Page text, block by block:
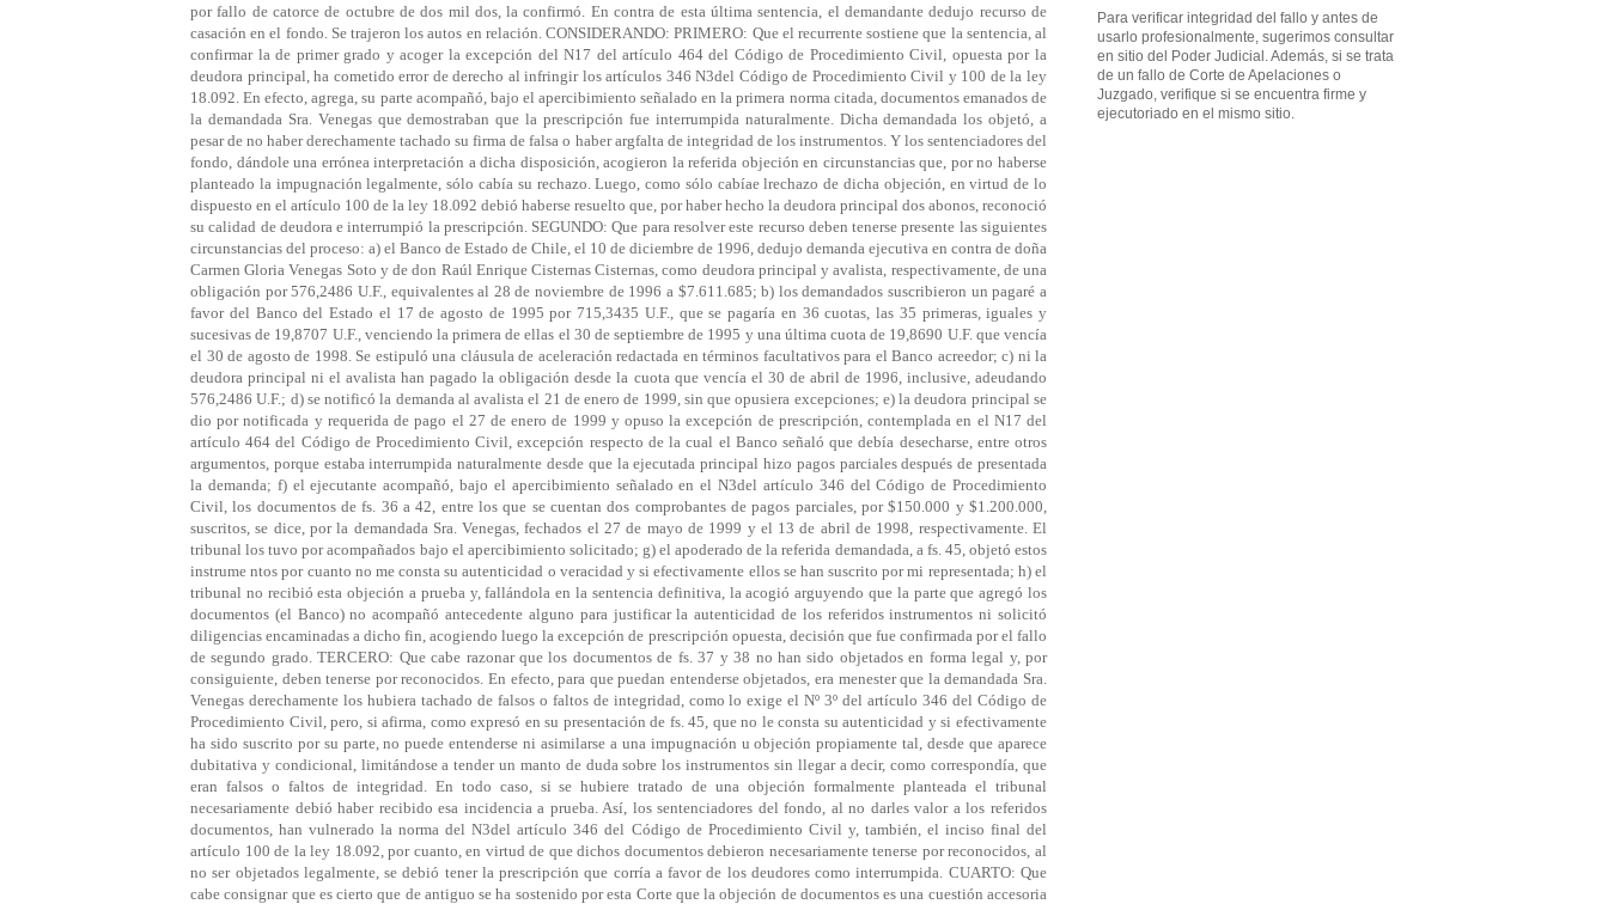
por fallo de catorce de octubre de dos mil dos, la confirmó. En contra de esta última sentencia, el demandante dedujo recurso de
casación en el fondo. Se trajeron los autos en relación. CONSIDERANDO: PRIMERO: Que el recurrente sostiene que la sentencia, al
confirmar la de primer grado y acoger la excepción del N17 del artículo 464 del Código de Procedimiento Civil, opuesta por la
deudora principal, ha cometido error de derecho al infringir los artículos 346 N3del Código de Procedimiento Civil y 100 de la ley
18.092. En efecto, agrega, su parte acompañó, bajo el apercibimiento señalado en la primera norma citada, documentos emanados de
la demandada Sra. Venegas que demostraban que la prescripción fue interrumpida naturalmente. Dicha demandada los objetó, a
pesar de no haber derechamente tachado su firma de falsa o haber argfalta de integridad de los instrumentos. Y los sentenciadores del
fondo, dándole una errónea interpretación a dicha disposición, acogieron la referida objeción en circunstancias que, por no haberse
planteado la impugnación legalmente, sólo cabía su rechazo. Luego, como sólo cabíae lrechazo de dicha objeción, en virtud de lo
dispuesto en el artículo 100 de la ley 18.092 debió haberse resuelto que, por haber hecho la deudora principal dos abonos, reconoció
su calidad de deudora e interrumpió la prescripción. SEGUNDO: Que para resolver este recurso deben tenerse presente las siguientes
circunstancias del proceso: a) el Banco de Estado de Chile, el 10 de diciembre de 1996, dedujo demanda ejecutiva en contra de doña
Carmen Gloria Venegas Soto y de don Raúl Enrique Cisternas Cisternas, como deudora principal y avalista, respectivamente, de una
obligación por 576,2486 U.F., equivalentes al 28 de noviembre de 1996 a $7.611.685; b) los demandados suscribieron un pagaré a
favor del Banco del Estado el 17 de agosto de 1995 por 715,3435 U.F., que se pagaría en 36 cuotas, las 35 primeras, iguales y
sucesivas de 19,8707 U.F., venciendo la primera de ellas el 30 de septiembre de 1995 y una última cuota de 19,8690 U.F. que vencía
el 30 de agosto de 1998. Se estipuló una cláusula de aceleración redactada en términos facultativos para el Banco acreedor; c) ni la
deudora principal ni el avalista han pagado la obligación desde la cuota que vencía el 30 de abril de 1996, inclusive, adeudando
576,2486 U.F.; d) se notificó la demanda al avalista el 21 de enero de 1999, sin que opusiera excepciones; e) la deudora principal se
dio por notificada y requerida de pago el 27 de enero de 1999 y opuso la excepción de prescripción, contemplada en el N17 del
artículo 464 del Código de Procedimiento Civil, excepción respecto de la cual el Banco señaló que debía desecharse, entre otros
argumentos, porque estaba interrumpida naturalmente desde que la ejecutada principal hizo pagos parciales después de presentada
la demanda; f) el ejecutante acompañó, bajo el apercibimiento señalado en el N3del artículo 346 del Código de Procedimiento
Civil, los documentos de fs. 36 a 42, entre los que se cuentan dos comprobantes de pagos parciales, por $150.000 y $1.200.000,
suscritos, se dice, por la demandada Sra. Venegas, fechados el 27 de mayo de 1999 y el 13 de abril de 1998, respectivamente. El
tribunal los tuvo por acompañados bajo el apercibimiento solicitado; g) el apoderado de la referida demandada, a fs. 45, objetó estos
instrume ntos por cuanto no me consta su autenticidad o veracidad y si efectivamente ellos se han suscrito por mi representada; h) el
tribunal no recibió esta objeción a prueba y, fallándola en la sentencia definitiva, la acogió arguyendo que la parte que agregó los
documentos (el Banco) no acompañó antecedente alguno para justificar la autenticidad de los referidos instrumentos ni solicitó
diligencias encaminadas a dicho fin, acogiendo luego la excepción de prescripción opuesta, decisión que fue confirmada por el fallo
de segundo grado. TERCERO: Que cabe razonar que los documentos de fs. 37 y 38 no han sido objetados en forma legal y, por
consiguiente, deben tenerse por reconocidos. En efecto, para que puedan entenderse objetados, era menester que la demandada Sra.
Venegas derechamente los hubiera tachado de falsos o faltos de integridad, como lo exige el Nº 3º del artículo 346 del Código de
Procedimiento Civil, pero, si afirma, como expresó en su presentación de fs. 45, que no le consta su autenticidad y si efectivamente
ha sido suscrito por su parte, no puede entenderse ni asimilarse a una impugnación u objeción propiamente tal, desde que aparece
dubitativa y condicional, limitándose a tender un manto de duda sobre los instrumentos sin llegar a decir, como correspondía, que
eran falsos o faltos de integridad. En todo caso, si se hubiere tratado de una objeción formalmente planteada el tribunal
necesariamente debió haber recibido esa incidencia a prueba. Así, los sentenciadores del fondo, al no darles valor a los referidos
documentos, han vulnerado la norma del N3del artículo 346 del Código de Procedimiento Civil y, también, el inciso final del
artículo 100 de la ley 18.092, por cuanto, en virtud de que dichos documentos debieron necesariamente tenerse por reconocidos, al
no ser objetados legalmente, se debió tener la prescripción que corría a favor de los deudores como interrumpida. CUARTO: Que
cabe consignar que es cierto que de antiguo se ha sostenido por esta Corte que la objeción de documentos es una cuestión accesoria
Para verificar integridad del fallo y antes de
usarlo profesionalmente, sugerimos consultar
en sitio del Poder Judicial. Además, si se trata
de un fallo de Corte de Apelaciones o
Juzgado, verifique si se encuentra firme y
ejecutoriado en el mismo sitio.